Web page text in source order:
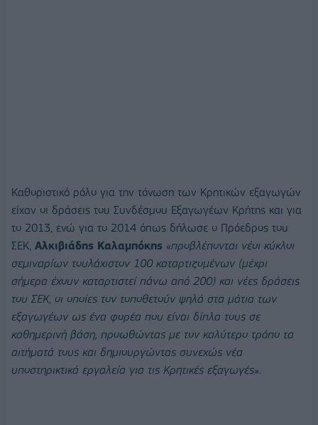
Καθοριστικό ρόλο για την τόνωση των Κρητικών εξαγωγών
είχαν οι δράσεις του Συνδέσμου Εξαγωγέων Κρήτης και για
το 2013, ενώ για το 2014 όπως δήλωσε ο Πρόεδρος του
ΣΕΚ, Αλκιβιάδης Καλαμπόκης «προβλέπονται νέοι κύκλοι
σεμιναρίων τουλάχιστον 100 καταρτιζομένων (μέχρι
σήμερα έχουν καταρτιστεί πάνω από 200) και νέες δράσεις
του ΣΕΚ, οι οποίες τον τοποθετούν ψηλά στα μάτια των
εξαγωγέων ως ένα φορέα που είναι δίπλα τους σε
καθημερινή βάση, προωθώντας με τον καλύτερο τρόπο τα
αιτήματά τους και δημιουργώντας συνεχώς νέα
υποστηρικτικά εργαλεία για τις Κρητικές εξαγωγές».